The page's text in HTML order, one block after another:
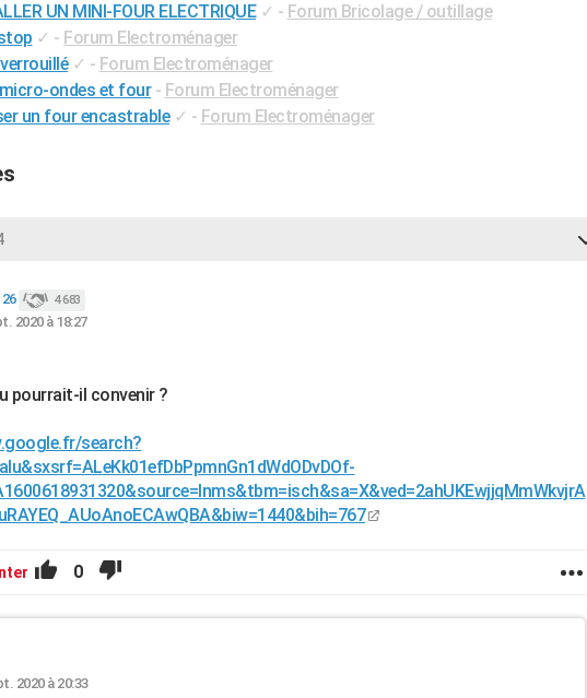
UN MINI-FOUR ELECTRIQUE ✓ - Forum Bricolage / outillage
✓ - Forum Electroménager
✓ - Forum Electroménager
ondes et four - Forum Electroménager
un four encastrable ✓ - Forum Electroménager
4 683
2020 à 18:27
pourrait-il convenir ?
search?
0
2020 à 20:33